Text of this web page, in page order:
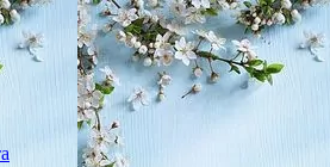
личностный рост, экология,